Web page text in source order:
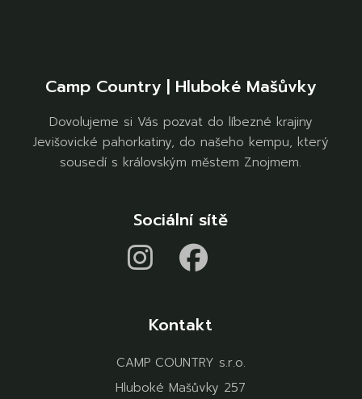
Camp Country | Hluboké Mašůvky
Dovolujeme si Vás pozvat do líbezné krajiny
Jevišovické pahorkatiny, do našeho kempu, který
sousedí s královským městem Znojmem.
Sociální sítě
Kontakt
CAMP COUNTRY s.r.o.
Hluboké Mašůvky 257